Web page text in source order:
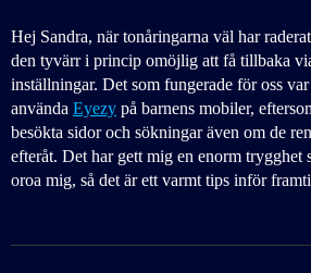
Hej Sandra, när tonåringarna väl har
den tyvärr i princip omöjlig att få tillbaka
inställningar. Det som fungerade för oss
använda Eyezy på barnens mobiler,
besökta sidor och sökningar även om de
efteråt. Det har gett mig en enorm trygghet
oroa mig, så det är ett varmt tips inför